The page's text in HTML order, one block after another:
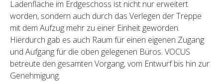
Ladenfläche im Erdgeschoss ist nicht nur erweitert
worden, sondern auch durch das Verlegen der Treppe
mit dem Aufzug mehr zu einer Einheit geworden.
Hierdurch gab es auch Raum für einen eigenen Zugang
und Aufgang für die oben gelegenen Büros. VOCUS
betreute den gesamten Vorgang, vom Entwurf bis hin zur
Genehmigung.